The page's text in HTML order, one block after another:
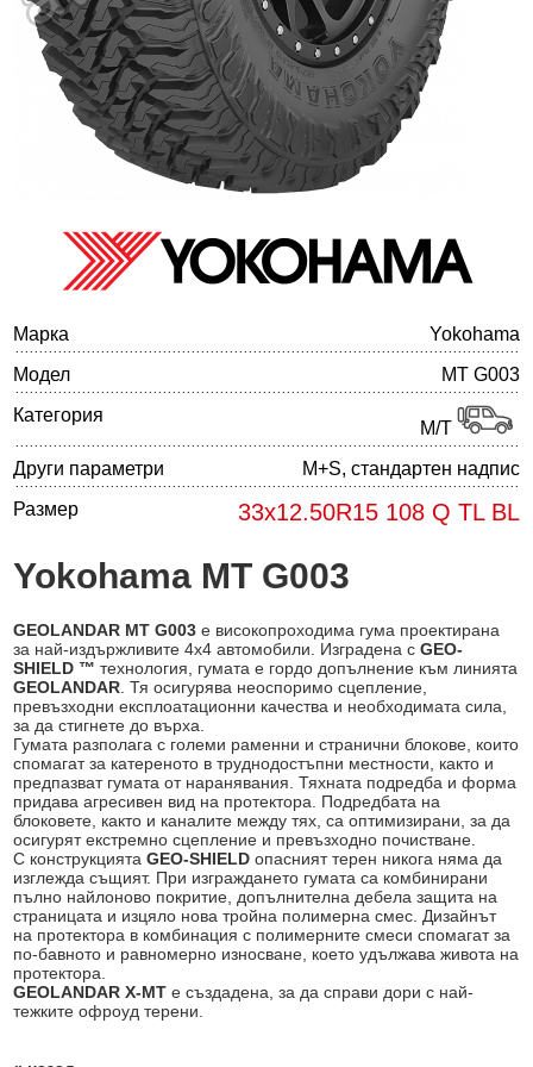
Баланс на автомобилните гуми
Марка
Yokohama
Модел
MT G003
Категория
M/T
Други параметри
M+S, стандартен надпис
Размер
33x12.50R15 108 Q TL BL
Yokohama MT G003
GEOLANDAR MT G003 е високопроходима гума проектирана
за най-издържливите 4х4 автомобили. Изградена сGEO-
SHIELD ™технология, гумата е гордо допълнение към линията
GEOLANDAR . Тя осигурява неоспоримо сцепление,
превъзходни експлоатационни качества и необходимата сила,
за да стигнете до върха.
Гумата разполага с големи раменни и странични блокове, които
спомагат за катереното в труднодостъпни местности, както и
предпазват гумата от наранявания. Тяхната подредба и форма
придава агресивен вид на протектора. Подредбата на
блоковете, както и каналите между тях, са оптимизирани, за да
осигурят екстремно сцепление и превъзходно почистване.
С конструкциятаGEO-SHIELD опасният терен никога няма да
изглежда същият. При изграждането гумата са комбинирани
пълно найлоново покритие, допълнителна дебела защита на
страницата и изцяло нова тройна полимерна смес. Дизайнът
на протектора в комбинация с полимерните смеси спомагат за
по-бавното и равномерно износване, което удължава живота на
протектора.
GEOLANDAR X-MT е създадена, за да справи дори с най-
тежките офроуд терени.